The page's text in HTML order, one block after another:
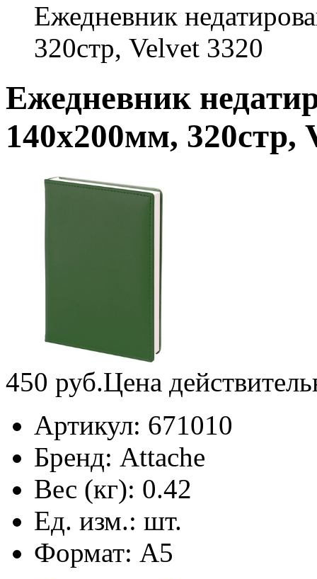
Ежедневник
320стр, Velvet 3320
Ежедневник
140х200мм, 320стр,
450 руб.Цена
Артикул: 671010
Бренд: Attache
Вес (кг): 0.42
Ед. изм.: шт.
Формат: А5